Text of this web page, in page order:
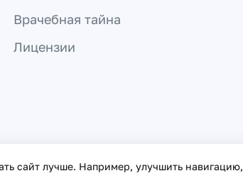
сайт лучше. Например, улучшить навигацию,
Врачебная тайна
Лицензии